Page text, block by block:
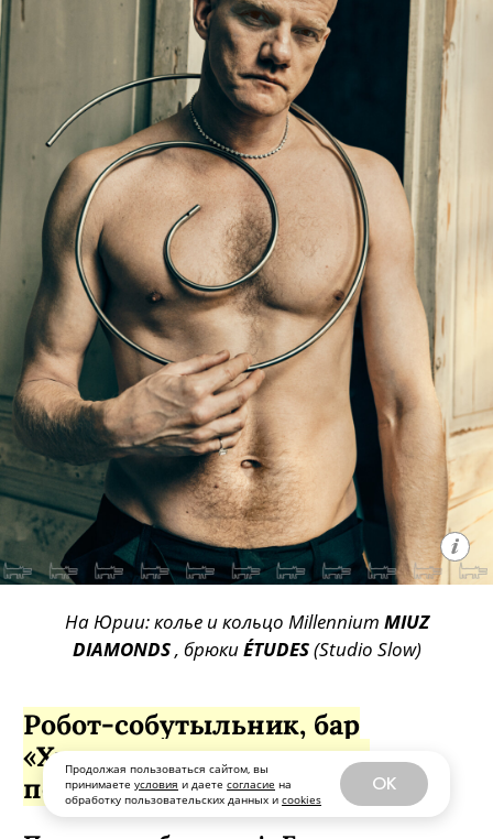
Продолжая пользоваться сайтом, вы
принимаете условия и даете согласие на
обработку пользовательских данных и cookies
OK
На Юрии: колье и кольцо Millennium MIUZ
DIAMONDS, брюкиÉTUDES(Studio Slow)
Робот-собутыльник, бар
«Хтоники» и прозревшие
петербуржцы